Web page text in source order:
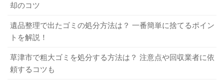
却のコツ
遺品整理で出たゴミの処分方法は？ 一番簡単に捨てるポイン
トを解説！
草津市で粗大ゴミを処分する方法は？ 注意点や回収業者に依
頼するコツも